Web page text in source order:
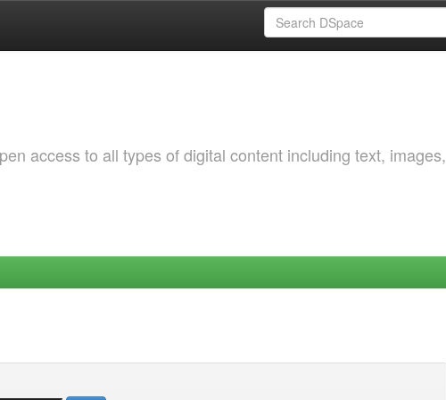
access to all types of digital content including text, images,